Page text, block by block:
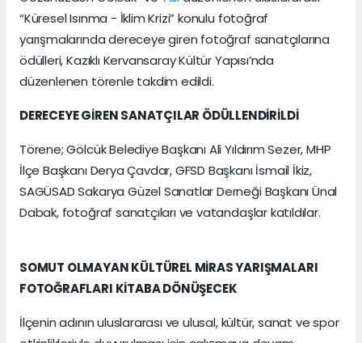
“Küresel Isınma - İklim Krizi” konulu fotoğraf
yarışmalarında dereceye giren fotoğraf sanatçılarına
ödülleri, Kazıklı Kervansaray Kültür Yapısı’nda
düzenlenen törenle takdim edildi.
DERECEYE GİREN SANATÇILAR ÖDÜLLENDİRİLDİ
Törene; Gölcük Belediye Başkanı Ali Yıldırım Sezer, MHP
İlçe Başkanı Derya Çavdar, GFSD Başkanı İsmail İkiz,
SAGÜSAD Sakarya Güzel Sanatlar Derneği Başkanı Ünal
Dabak, fotoğraf sanatçıları ve vatandaşlar katıldılar.
SOMUT OLMAYAN KÜLTÜREL MİRAS YARIŞMALARI
FOTOĞRAFLARI KİTABA DÖNÜŞECEK
İlçenin adının uluslararası ve ulusal, kültür, sanat ve spor